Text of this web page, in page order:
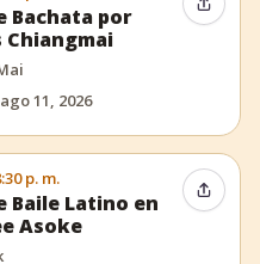
Bachata por
Chiangmai
11, 2026
p. m.
Baile Latino en
Asoke